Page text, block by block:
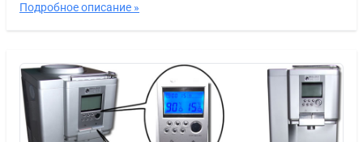
Подробное описание »